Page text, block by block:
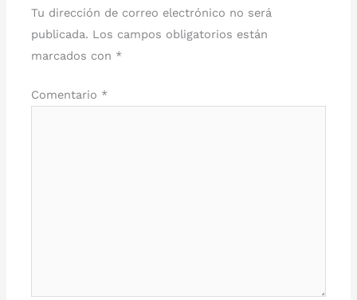
Tu dirección de correo electrónico no será
publicada. Los campos obligatorios están
marcados con *
Comentario *